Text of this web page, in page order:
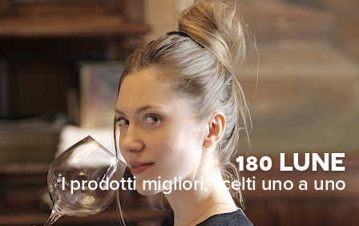
180 LUNE
I prodotti migliori, scelti uno a uno